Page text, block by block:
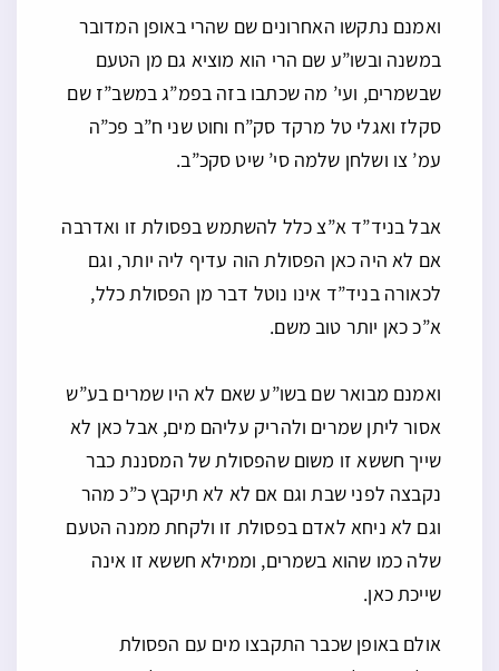
ואמנם נתקשו האחרונים שם שהרי באופן המדובר
במשנה ובשו”ע שם הרי הוא מוציא גם מן הטעם
שבשמרים, ועי’ מה שכתבו בזה בפמ”ג במשב”ז שם
סקלז ואגלי טל מרקד סק”ח וחוט שני ח”ב פכ”ה
עמ’ צו ושלחן שלמה סי’ שיט סקכ”ב.
אבל בניד”ד א”צ כלל להשתמש בפסולת זו ואדרבה
אם לא היה כאן הפסולת הוה עדיף ליה יותר, וגם
לכאורה בניד”ד אינו נוטל דבר מן הפסולת כלל,
א”כ כאן יותר טוב משם.
ואמנם מבואר שם בשו”ע שאם לא היו שמרים בע”ש
אסור ליתן שמרים ולהריק עליהם מים, אבל כאן לא
שייך חששא זו משום שהפסולת של המסננת כבר
נקבצה לפני שבת וגם אם לא לא תיקבץ כ”כ מהר
וגם לא ניחא לאדם בפסולת זו ולקחת ממנה הטעם
שלה כמו שהוא בשמרים, וממילא חששא זו אינה
שייכת כאן.
אולם באופן שכבר התקבצו מים עם הפסולת